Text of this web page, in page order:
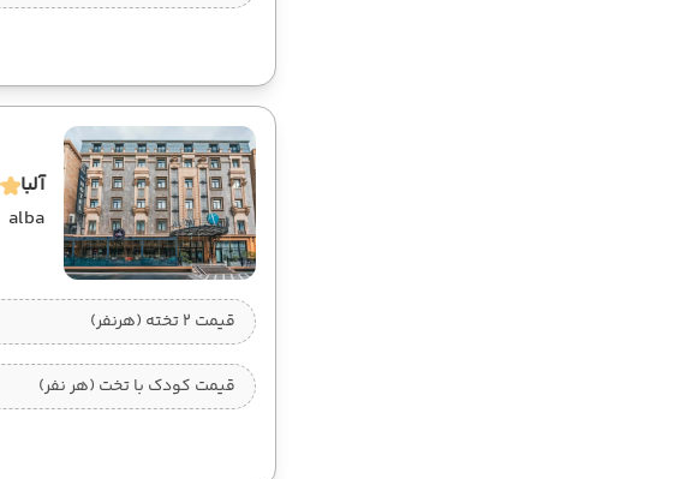
آلبا
alba
قیمت 2 تخته (هرنفر)
قیمت کودک با تخت (هر نفر)